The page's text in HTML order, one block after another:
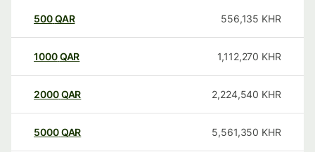
500QAR 556,135 KHR
1000QAR 1,112,270 KHR
2000QAR 2,224,540 KHR
5000QAR 5,561,350 KHR